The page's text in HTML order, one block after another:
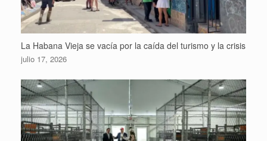
La Habana Vieja se vacía por la caída del turismo y la crisis
julio 17, 2026